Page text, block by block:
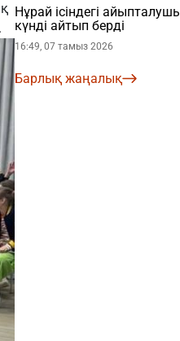
Нұрай ісіндегі
күнді айтып берді
16:49, 07 тамыз 2026
Барлық жаңалық